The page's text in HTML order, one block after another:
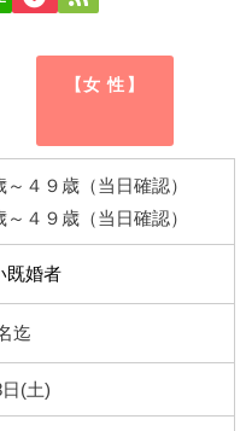
【女 性】
４９歳（当日確認）
４９歳（当日確認）
既婚者
迄
(土)